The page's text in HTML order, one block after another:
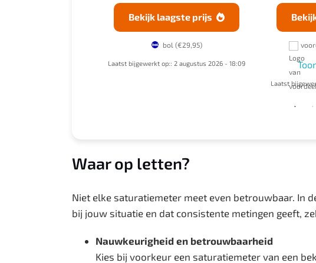
Bekijk laagste prijs 
bol (€29,95)
Laatst bijgewerkt op:: 2 augustus 2026 - 18:09
Laatst
Waar op letten?
Niet elke saturatiemeter meet even betrouwbaar. In
bij jouw situatie en dat consistente metingen geeft,
Nauwkeurigheid en betrouwbaarheid
Kies bij voorkeur een saturatiemeter van een